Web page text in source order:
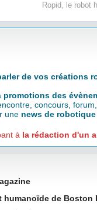
Ropid, le robot
de vos créations
promotions des
concours,
une news de robotique
à la rédaction d'un
humanoïde de Boston